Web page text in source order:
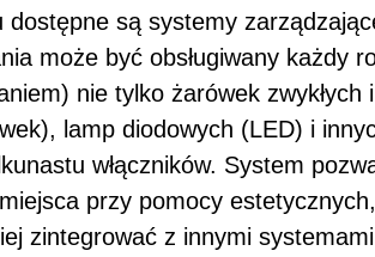
dostępne są systemy
może być obsługiwany każdy
nie tylko żarówek
lamp diodowych (LED) i
włączników. System
przy pomocy
zintegrować z innymi